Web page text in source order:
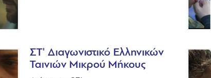
ΣΤ' Διαγωνιστικό Ελληνικών
Ταινιών Μικρού Μήκους